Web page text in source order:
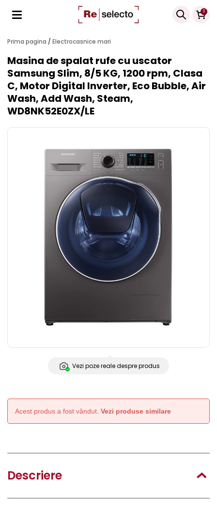
0
Products
search
Prima pagina / Electrocasnice mari
Masina de spalat rufe cu uscator
Samsung Slim, 8/5 KG, 1200 rpm, Clasa
C, Motor Digital Inverter, Eco Bubble, Air
Wash, Add Wash, Steam,
WD8NK52E0ZX/LE
Vezi poze reale despre produs
Acest produs a fost vândut. Vezi produse similare
Descriere